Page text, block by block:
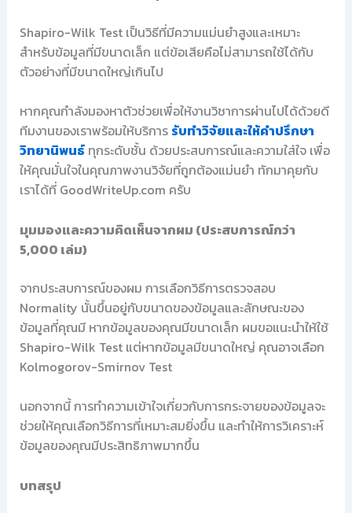
Shapiro-Wilk Test เป็นวิธีที่มีความแม่นยำสูงและเหมาะ
สำหรับข้อมูลที่มีขนาดเล็ก แต่ข้อเสียคือไม่สามารถใช้ได้กับ
ตัวอย่างที่มีขนาดใหญ่เกินไป
หากคุณกำลังมองหาตัวช่วยเพื่อให้งานวิชาการผ่านไปได้ด้วยดี
ทีมงานของเราพร้อมให้บริการ รับทำวิจัยและให้คำปรึกษา
วิทยานิพนธ์ทุกระดับชั้น ด้วยประสบการณ์และความใส่ใจ เพื่อ
ให้คุณมั่นใจในคุณภาพงานวิจัยที่ถูกต้องแม่นยำ ทักมาคุยกับ
เราได้ที่ GoodWriteUp.com ครับ
มุมมองและความคิดเห็นจากผม (ประสบการณ์กว่า
5,000 เล่ม)
จากประสบการณ์ของผม การเลือกวิธีการตรวจสอบ
Normality นั้นขึ้นอยู่กับขนาดของข้อมูลและลักษณะของ
ข้อมูลที่คุณมี หากข้อมูลของคุณมีขนาดเล็ก ผมขอแนะนำให้ใช้
Shapiro-Wilk Test แต่หากข้อมูลมีขนาดใหญ่ คุณอาจเลือก
Kolmogorov-Smirnov Test
นอกจากนี้ การทำความเข้าใจเกี่ยวกับการกระจายของข้อมูลจะ
ช่วยให้คุณเลือกวิธีการที่เหมาะสมยิ่งขึ้น และทำให้การวิเคราะห์
ข้อมูลของคุณมีประสิทธิภาพมากขึ้น
บทสรุป